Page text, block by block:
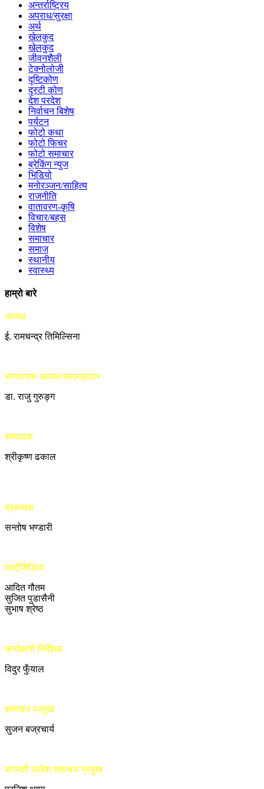
अन्तर्राष्ट्रिय
अपराध/सुरक्षा
अर्थ
खेलकुद
खेलकुद
जीवनशैली
टेक्नोलोजी
दृष्टिकोण
दृस्टी कोण
देश परदेश
निर्वाचन बिशेष
पर्यटन
फोटो कथा
फोटो फिचर
फोटो समाचार
ब्रेकिंग न्युज
भिडियो
मनोरञ्जन/साहित्य
राजनीति
वातावरण-कृषि
विचार/बहस
विशेष
समाचार
समाज
स्थानीय
स्वास्थ्य
हाम्रो बारे
अध्यक्ष
ई. रामचन्द्र तिमिल्सिना
संस्थापक अध्यक्ष/सल्लाहकार
डा. राजु गुरुङ्ग
सम्पादक
श्रीकृष्ण ढकाल
प्रबन्धक
सन्तोष भण्डारी
मल्टीमिडिया
आदित गौतम
सुजित पुडासैनी
सुभाष श्रेष्ठ
कार्यकारी निर्देशक
विदुर फुँयाल
समाचार प्रमुख
सुजन बज्रचार्य
बागमती प्रदेश समाचार प्रमुख